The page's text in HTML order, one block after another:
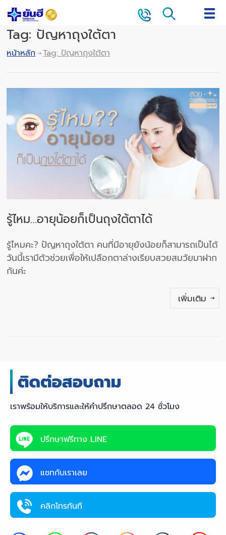
Tag: ปัญหาถุงใต้ตา
หน้าหลัก Tag: ปัญหาถุงใต้ตา
รู้ไหม…อายุน้อยก็เป็นถุงใต้ตาได้
รู้ไหมคะ? ปัญหาถุงใต้ตา คนที่มีอายุยังน้อยก็สามารถเป็นได้
วันนี้เรามีตัวช่วยเพื่อให้เปลือกตาล่างเรียบสวยสมวัยมาฝาก
กันค่ะ
เพิ่มเติม
เราพร้อมให้บริการและให้คำปรึกษาตลอด 24 ชั่วโมง
ปรึกษาฟรีทาง LINE
แชทกับเราเลย
คลิกโทรทันที